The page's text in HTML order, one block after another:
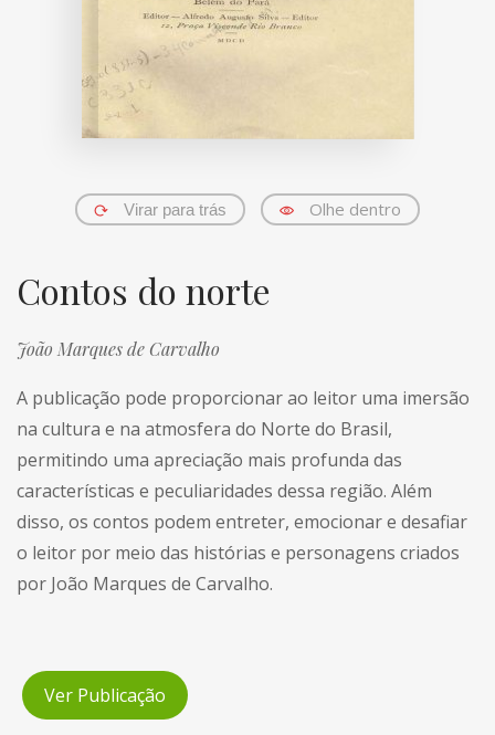
Virar para trás Olhe dentro
Contos do norte
João Marques de Carvalho
A publicação pode proporcionar ao leitor uma imersão
na cultura e na atmosfera do Norte do Brasil,
permitindo uma apreciação mais profunda das
características e peculiaridades dessa região. Além
disso, os contos podem entreter, emocionar e desafiar
o leitor por meio das histórias e personagens criados
por João Marques de Carvalho.
Ver Publicação